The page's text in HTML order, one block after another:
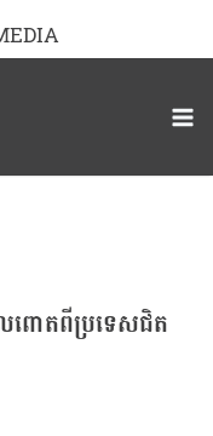
ពោតពីប្រទេសជិត